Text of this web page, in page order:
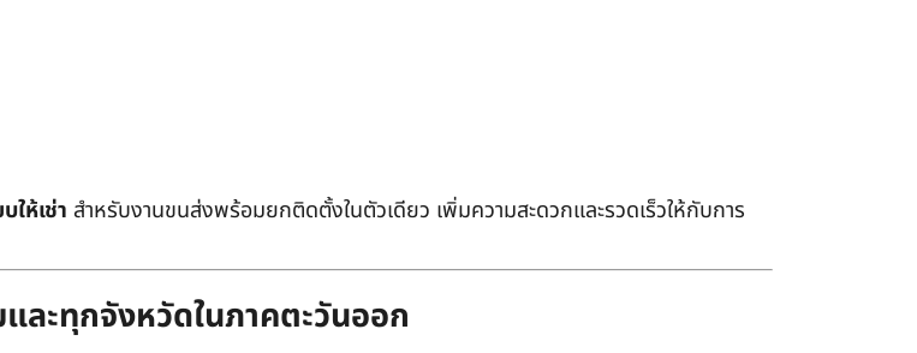
ให้เช่า สำหรับงานขนส่งพร้อมยกติดตั้งในตัวเดียว เพิ่มความสะดวกและรวดเร็วให้กับการ
ะทุกจังหวัดในภาคตะวันออก